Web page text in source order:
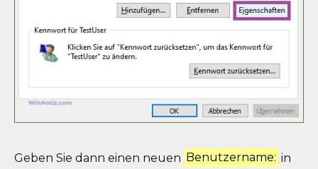
Geben Sie dann einen neuen Benutzername: in